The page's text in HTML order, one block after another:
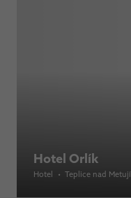
Hotel Orlík
Hotel • Teplice nad Metují